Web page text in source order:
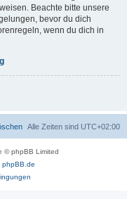
Beachte bitte unsere
bevor du dich
wenn du dich in
Alle Zeiten sind UTC+02:00
© phpBB Limited
phpBB.de